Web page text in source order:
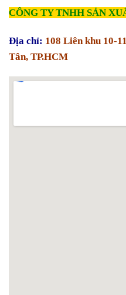
CÔNG TY TNHH SẢN
Địa chỉ: 108 Liên khu 10-
Tân, TP.HCM